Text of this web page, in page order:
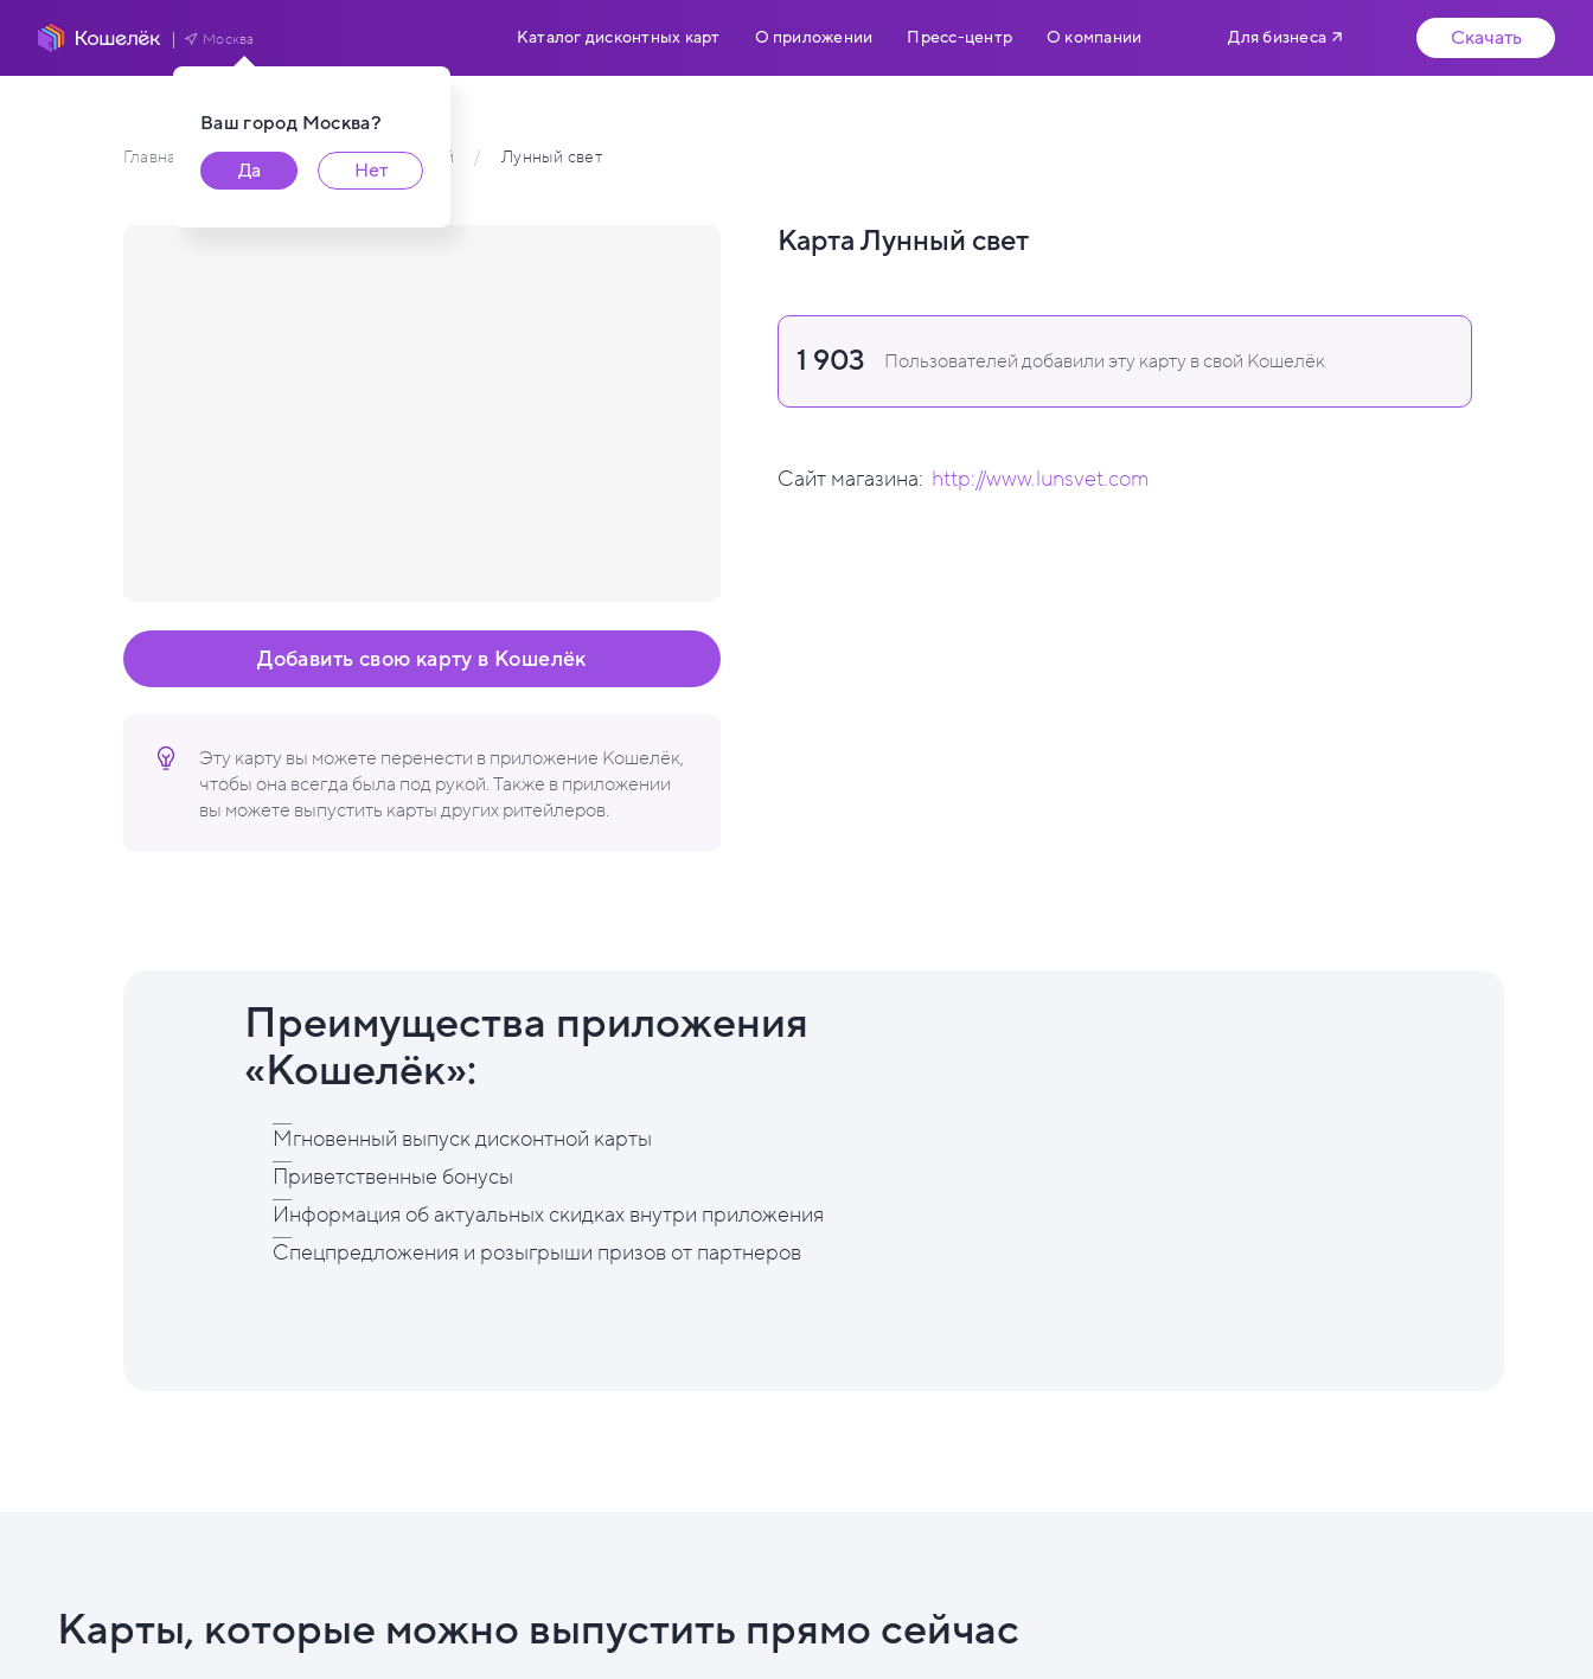
Ваш город Москва?
Да
Нет
Москва Каталог дисконтных карт О приложении Пресс-центр О компании Для бизнеса Скачать
Главная / Каталог карт пользователей / Лунный свет
Эту карту вы можете перенести в приложение Кошелёк,
чтобы она всегда была под рукой. Также в приложении
вы можете выпустить карты других ритейлеров.
Добавить свою карту в Кошелёк
Карта Лунный свет
1 903 Пользователей добавили эту карту в свой Кошелёк
Сайт магазина: http://www.lunsvet.com
Преимущества приложения
«Кошелёк»:
Мгновенный выпуск дисконтной карты
Приветственные бонусы
Информация об актуальных скидках внутри приложения
Спецпредложения и розыгрыши призов от партнеров
Карты, которые можно выпустить прямо сейчас